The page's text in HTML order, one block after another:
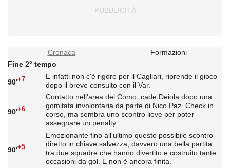
Cronaca
Formazioni
Fine 2° tempo
90'+7
E infatti non c'è rigore per il Cagliari, riprende il gioco
dopo il breve consulto con il Var.
90'+6
Contatto nell'area del Como, cade Deiola dopo una
gomitata involontaria da parte di Nico Paz. Check in
corso, ma sembra uno scontro lieve per poter
assegnare un penalty.
90'+5
Emozionante fino all'ultimo questo possibile scontro
diretto in chiave salvezza, davvero una bella partita
tra due squadre che hanno divertito e costruito tante
occasioni da gol. E non è ancora finita.